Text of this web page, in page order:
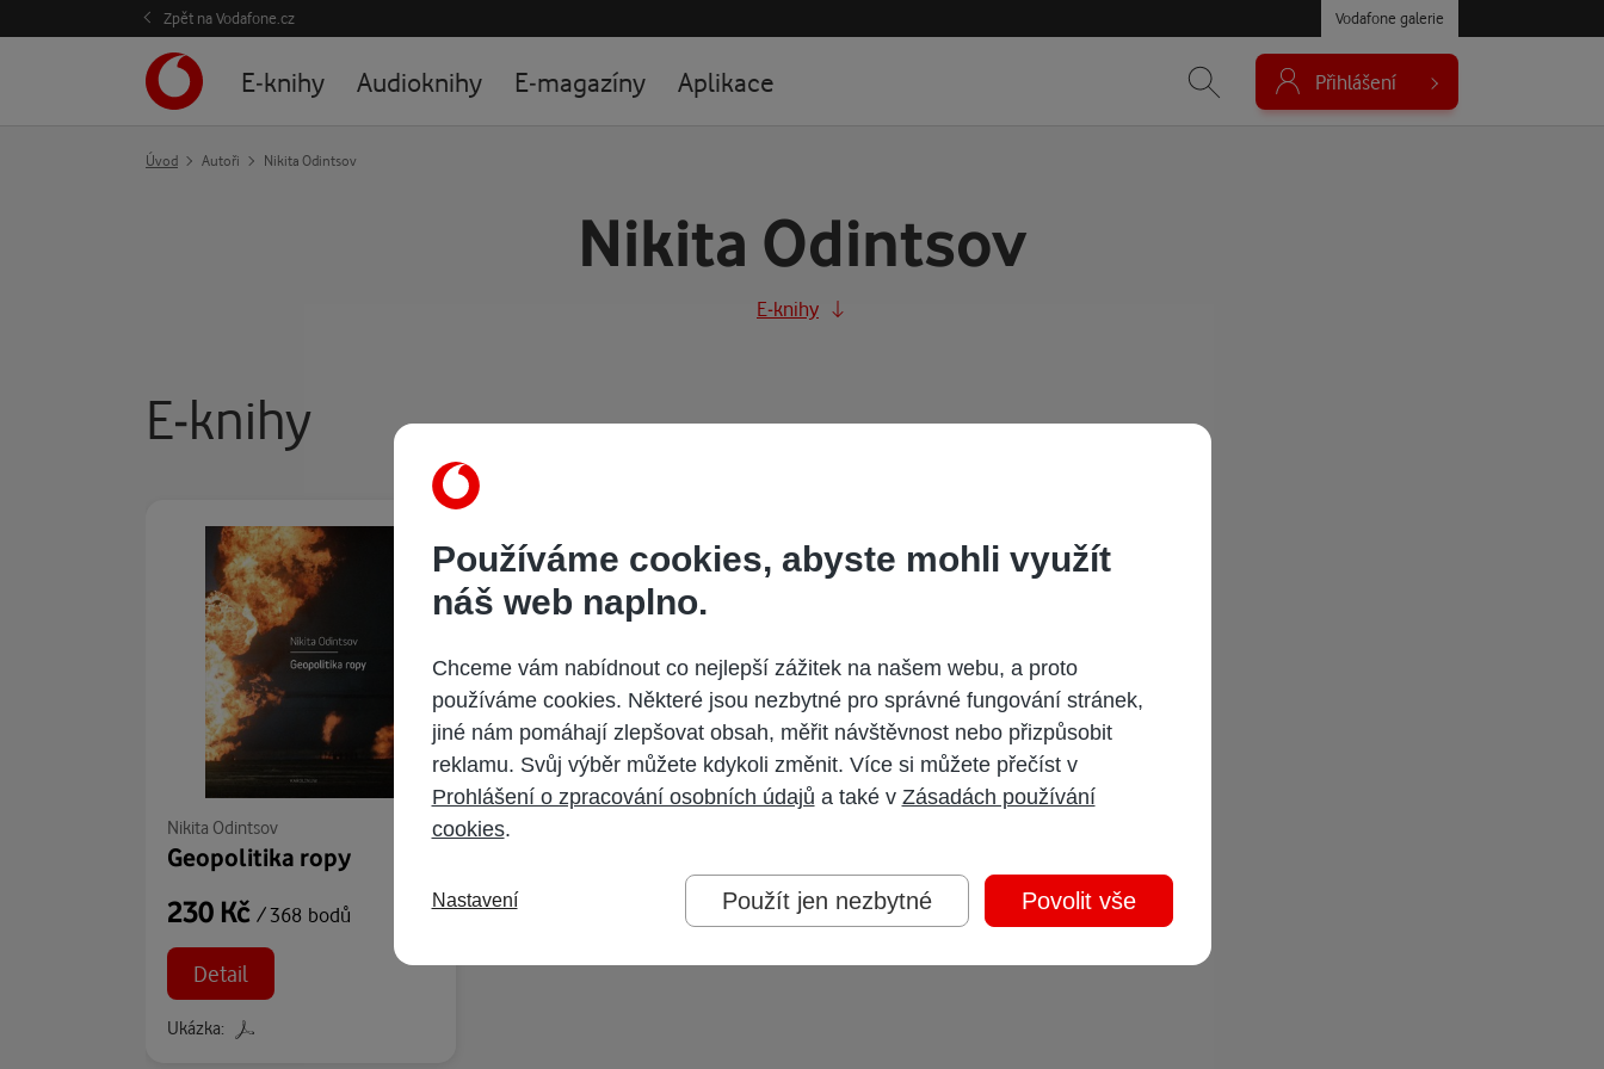
Zpět na Vodafone.cz Vodafone galerie
E-knihy Audioknihy E-magazíny Aplikace Přihlášení
Úvod Autoři Nikita Odintsov
Nikita Odintsov
E-knihy
E-knihy
Nikita Odintsov
Geopolitika ropy
230 Kč / 368 bodů
Detail
Ukázka:
Používáme cookies, abyste mohli využít
náš web naplno.
Chceme vám nabídnout co nejlepší zážitek na našem webu, a proto
používáme cookies. Některé jsou nezbytné pro správné fungování stránek,
jiné nám pomáhají zlepšovat obsah, měřit návštěvnost nebo přizpůsobit
reklamu. Svůj výběr můžete kdykoli změnit. Více si můžete přečíst v
Prohlášení o zpracování osobních údajů a také v Zásadách používání
cookies.
Použít jen nezbytné Povolit vše
Nastavení